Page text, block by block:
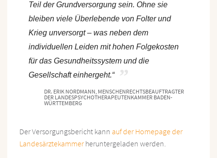
Teil der Grundversorgung sein. Ohne sie
bleiben viele Überlebende von Folter und
Krieg unversorgt – was neben dem
individuellen Leiden mit hohen Folgekosten
für das Gesundheitssystem und die
Gesellschaft einhergeht.“
DR. ERIK NORDMANN, MENSCHENRECHTSBEAUFTRAGTER
DER LANDESPSYCHOTHERAPEUTENKAMMER BADEN-
WÜRTTEMBERG
Der Versorgungsbericht kann auf der Homepage der
Landesärztekammer heruntergeladen werden.